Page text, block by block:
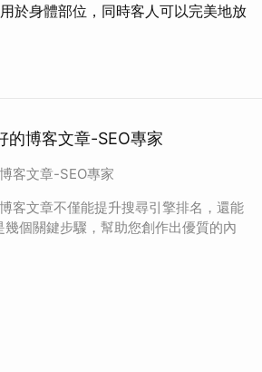
於身體部位，同時客人可以完美地放
的博客文章-SEO專家
客文章-SEO專家
客文章不僅能提升搜尋引擎排名，還能
個關鍵步驟，幫助您創作出優質的內